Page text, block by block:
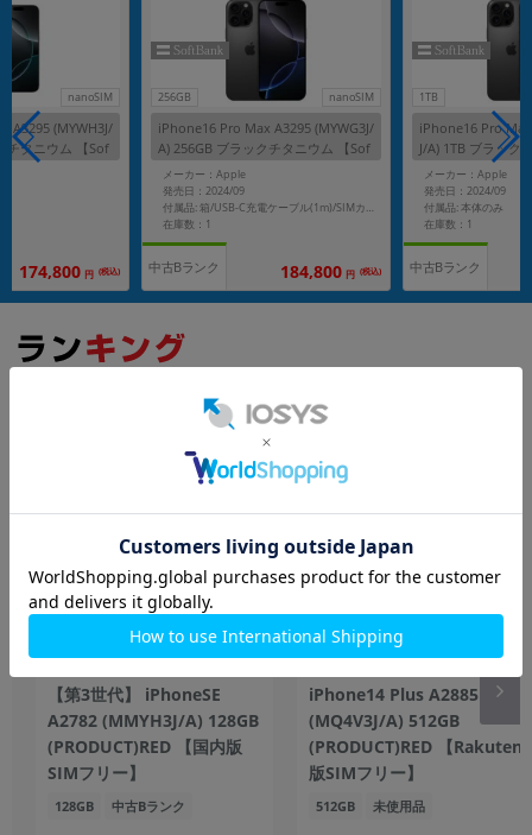
nanoSIM
A3295 (MYWH3J/
チタニウム 【Sof
174,800 円 (税込)
256GB nanoSIM
iPhone16 Pro Max A3295 (MYWG3J/
A) 256GB ブラックチタニウム 【Sof
tBank版SIMフリー】
メーカー：Apple
発売日：2024/09
付属品: 箱/USB-C充電ケーブル(1m)/SIMカードツール
在庫数：1
中古Bランク 184,800 円 (税込)
1TB
iPhone16 Pro
J/A) 1TB ブラック
Bank版SIMフリー
メーカー：Apple
発売日：2024/09
付属品: 本体のみ
在庫数：1
中古Bランク
【第3世代】 iPhoneSE
A2782 (MMYH3J/A) 128GB
(PRODUCT)RED 【国内版
SIMフリー】
128GB 中古Bランク
iPhone14 Plus A2885
(MQ4V3J/A) 512GB
(PRODUCT)RED 【Rakuten
版SIMフリー】
512GB 未使用品